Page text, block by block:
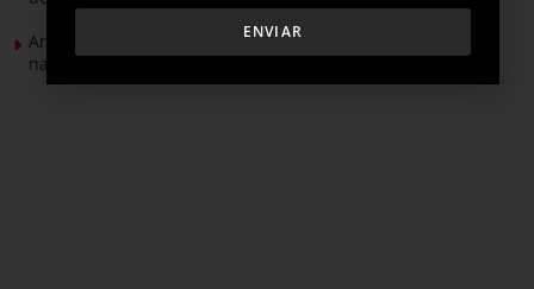
Armacell alerta para impacto do resfriamento nos custos e
na confiabilidade dos data centers
ENVIAR